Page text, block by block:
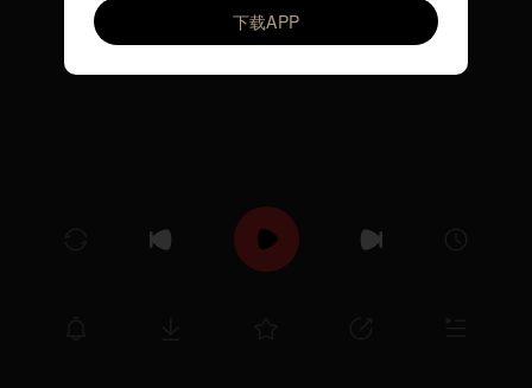
VIP 赵鹏
下载APP